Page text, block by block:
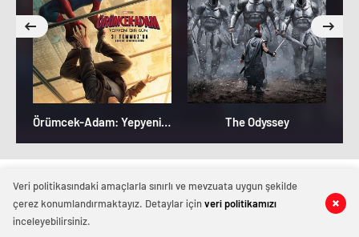
Örümcek-Adam: Yepyeni Bir Gün The Odyssey
Veri politikasındaki amaçlarla sınırlı ve mevzuata uygun şekilde
çerez konumlandırmaktayız. Detaylar içinveri politikamızı
inceleyebilirsiniz.